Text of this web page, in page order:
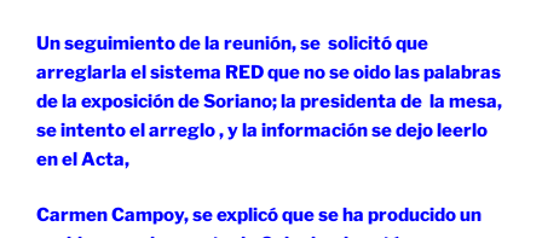
Un seguimiento de la reunión, se solicitó que
arreglarla el sistema RED que no se oido las palabras
de la exposición de Soriano; la presidenta de la mesa,
se intento el arreglo , y la información se dejo leerlo
en el Acta,
Carmen Campoy, se explicó que se ha producido un